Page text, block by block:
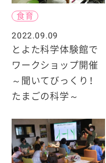
食育
2022.09.09
とよた科学体験館で
ワークショップ開催
～聞いてびっくり！
たまごの科学～